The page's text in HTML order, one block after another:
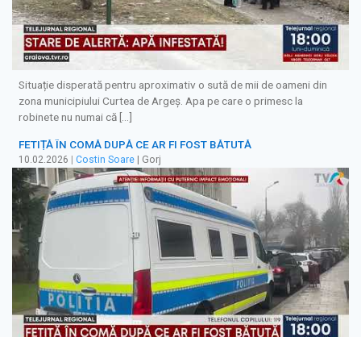
Situație disperată pentru aproximativ o sută de mii de oameni din
zona municipiului Curtea de Argeș. Apa pe care o primesc la
robinete nu numai că […]
FETIȚĂ ÎN COMĂ DUPĂ CE AR FI FOST BĂTUTĂ
10.02.2026 Costin Soare | Gorj